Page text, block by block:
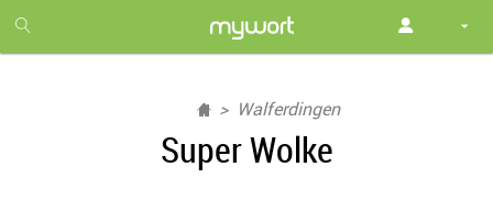
month
free
Walferdingen
Super Wolke